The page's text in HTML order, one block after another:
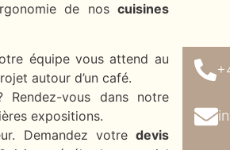
de nos cuisines
équipe vous attend au
autour d’un café.
vous dans notre
expositions.
Demandez votre devis